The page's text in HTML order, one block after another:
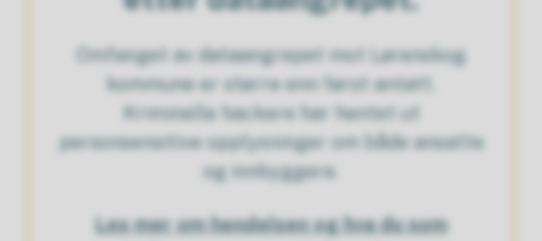
Omfanget av dataangrepet mot Lørenskog
kommune er større enn først antatt.
Kriminelle hackere har hentet ut
personsensitive opplysninger om både ansatte
og innbyggere.
Les mer om hendelsen og hva du som